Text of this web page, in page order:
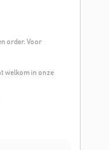
order. Voor
welkom in onze